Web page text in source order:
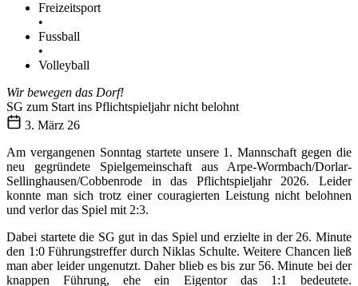
Freizeitsport
•
Fussball
•
Volleyball
Wir bewegen das Dorf!
SG zum Start ins Pflichtspieljahr nicht belohnt
3. März 26
Am vergangenen Sonntag startete unsere 1. Mannschaft gegen die
neu gegründete Spielgemeinschaft aus Arpe-Wormbach/Dorlar-
Sellinghausen/Cobbenrode in das Pflichtspieljahr 2026. Leider
konnte man sich trotz einer couragierten Leistung nicht belohnen
und verlor das Spiel mit 2:3.
Dabei startete die SG gut in das Spiel und erzielte in der 26. Minute
den 1:0 Führungstreffer durch Niklas Schulte. Weitere Chancen ließ
man aber leider ungenutzt. Daher blieb es bis zur 56. Minute bei der
knappen Führung, ehe ein Eigentor das 1:1 bedeutete.